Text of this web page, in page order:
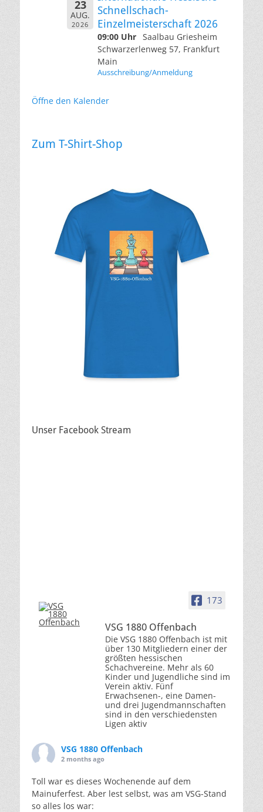
23
AUG.
2026
Schnellschach-
Einzelmeisterschaft 2026
09:00 Uhr Saalbau Griesheim
Schwarzerlenweg 57, Frankfurt
Main
Ausschreibung/Anmeldung
Öffne den Kalender
Zum T-Shirt-Shop
Unser Facebook Stream
173
VSG 1880 Offenbach
Die VSG 1880 Offenbach ist mit
über 130 Mitgliedern einer der
größten hessischen
Schachvereine. Mehr als 60
Kinder und Jugendliche sind im
Verein aktiv. Fünf
Erwachsenen-, eine Damen-
und drei Jugendmannschaften
sind in den verschiedensten
Ligen aktiv
VSG 1880 Offenbach
2 months ago
Toll war es dieses Wochenende auf dem
Mainuferfest. Aber lest selbst, was am VSG-Stand
so alles los war: